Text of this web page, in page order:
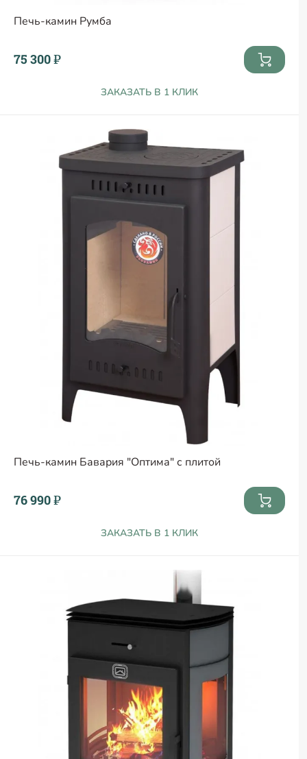
Печь-камин Румба
75 300 ₽
ЗАКАЗАТЬ В 1 КЛИК
Печь-камин Бавария "Оптима" с плитой
76 990 ₽
ЗАКАЗАТЬ В 1 КЛИК